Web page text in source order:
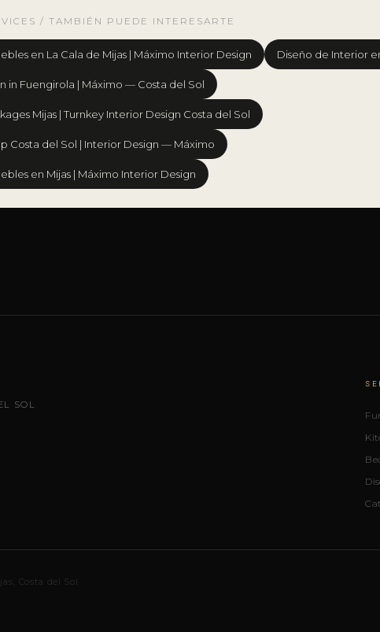
/ TAMBIÉN PUEDE INTERESARTE
en La Cala de Mijas | Máximo Interior Design Diseño de Interior
in Fuengirola | Máximo — Costa del Sol
Mijas | Turnkey Interior Design Costa del Sol
Costa del Sol | Interior Design — Máximo
en Mijas | Máximo Interior Design
SOL
Costa del Sol